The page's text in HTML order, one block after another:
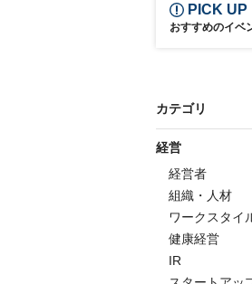
PICK UP
おすすめのイベ
カテゴリ
経営
経営者
組織・人材
ワークスタイ
健康経営
IR